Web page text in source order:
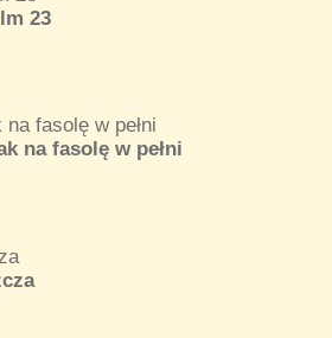
23
na fasolę w pełni